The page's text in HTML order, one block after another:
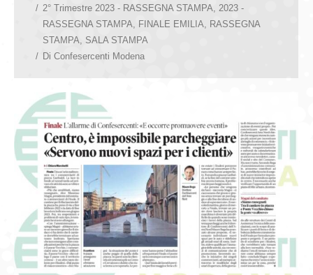
2° Trimestre 2023 - RASSEGNA STAMPA
2023 -
RASSEGNA STAMPA
FINALE EMILIA
RASSEGNA
STAMPA SALA STAMPA
Di Confesercenti Modena